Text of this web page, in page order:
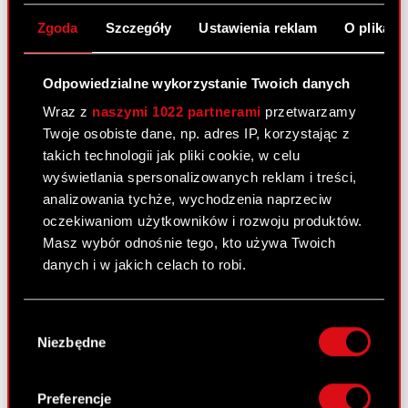
Zgoda Szczegóły Ustawienia reklam O
Odpowiedzialne wykorzystanie Twoich danych
Wraz z naszymi 1022 partnerami przetwarzamy
Twoje osobiste dane, np. adres IP, korzystając z
takich technologii jak pliki cookie, w celu
wyświetlania spersonalizowanych reklam i treści,
analizowania tychże, wychodzenia naprzeciw
oczekiwaniom użytkowników i rozwoju produktów.
Masz wybór odnośnie tego, kto używa Twoich
danych i w jakich celach to robi.
lokalizacji geograficznej z dokładnością nawet
Identyfikować Twoje urządzenie, aktywnie
zgody
Niezbędne
Preferencje
Załącznik
Raport bieżący nr 9/2009
20 kwietnia 2009
PDF
Raport bieżący numer 9/2009 –
Negocjacje zmierzające do zawarcia
znaczącej umowy
Raport bieżący nr 8/2009 – Powołanie
Rady Nadzorczej spółki OPTIMUS S.A.